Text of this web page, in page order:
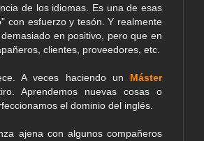
de los idiomas. Es una de esas
con esfuerzo y tesón. Y realmente
en positivo, pero que en
clientes, proveedores, etc.
A veces haciendo un Máster
Aprendemos nuevas cosas o
el dominio del inglés.
ajena con algunos compañeros